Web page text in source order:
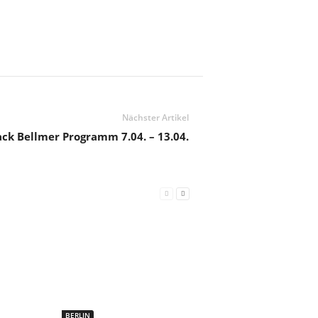
Nächster Artikel
Bellmer Programm 7.04. – 13.04.
BERLIN